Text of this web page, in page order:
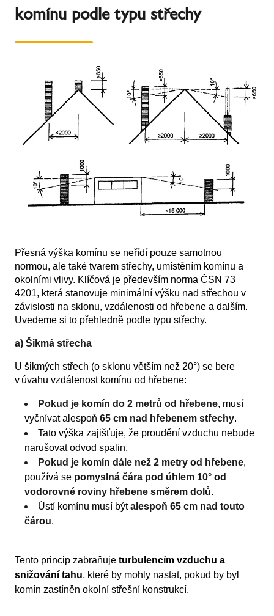
komínu podle typu střechy
Přesná výška komínu se neřídí pouze samotnou
normou, ale také tvarem střechy, umístěním komínu a
okolními vlivy. Klíčová je především norma ČSN 73
4201, která stanovuje minimální výšku nad střechou v
závislosti na sklonu, vzdálenosti od hřebene a dalším.
Uvedeme si to přehledně podle typu střechy.
a) Šikmá střecha
U šikmých střech (o sklonu větším než 20°) se bere
v úvahu vzdálenost komínu od hřebene:
Pokud je komín do 2 metrů od hřebene, musí
vyčnívat alespoň 65 cm nad hřebenem střechy.
Tato výška zajišťuje, že proudění vzduchu nebude
narušovat odvod spalin.
Pokud je komín dále než 2 metry od hřebene,
používá se pomyslná čára pod úhlem 10° od
vodorovné roviny hřebene směrem dolů.
Ústí komínu musí býtalespoň 65 cm nad touto
čárou.
Tento princip zabraňuje turbulencím vzduchu a
snižování tahu, které by mohly nastat, pokud by byl
komín zastíněn okolní střešní konstrukcí.